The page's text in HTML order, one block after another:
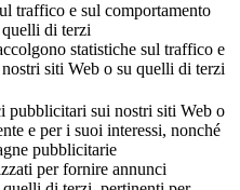
traffico e sul comportamento
di terzi
statistiche sul traffico e
siti Web o su quelli di terzi
pubblicitari sui nostri siti Web o
e per i suoi interessi, nonché
pubblicitarie
per fornire annunci